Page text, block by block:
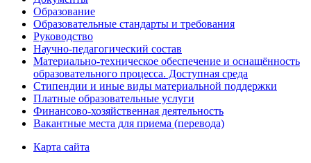
Образование
Образовательные стандарты и требования
Руководство
Научно-педагогический состав
Материально-техническое обеспечение и оснащённость
образовательного процесса. Доступная среда
Стипендии и иные виды материальной поддержки
Платные образовательные услуги
Финансово-хозяйственная деятельность
Вакантные места для приема (перевода)
Карта сайта